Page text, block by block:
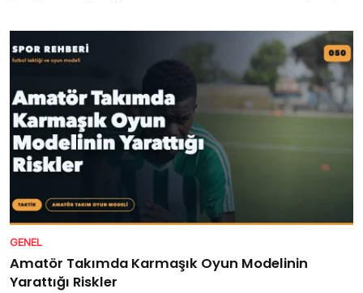
GENEL
Amatör Takımda Karmaşık Oyun Modelinin
Yarattığı Riskler